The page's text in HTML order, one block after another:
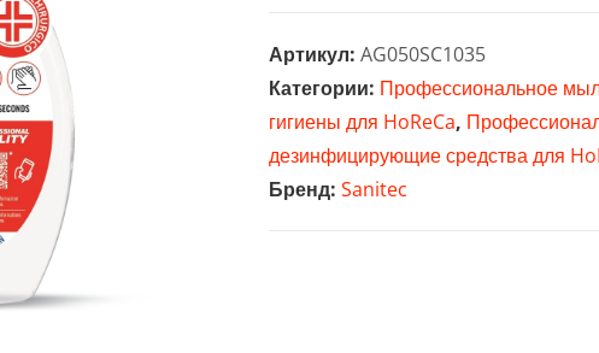
для
гигиенической
обработки
рук
Sanitec
Артикул:AG050SC1035
Категории: Профессиональное
гигиены для HoReCa,
дезинфицирующие средства для
Бренд: Sanitec